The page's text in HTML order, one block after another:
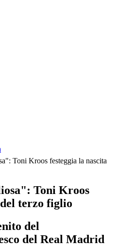
Toni Kroos festeggia la nascita
Toni Kroos
terzo figlio
del
del Real Madrid